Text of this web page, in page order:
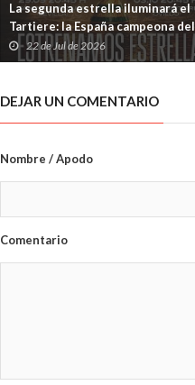
La segunda estrella iluminará el
Tartiere: la España campeona del
mundo jugará en Oviedo el 3 de
octubre
22 de Jul de 2026
DEJAR UN COMENTARIO
Nombre / Apodo
Comentario